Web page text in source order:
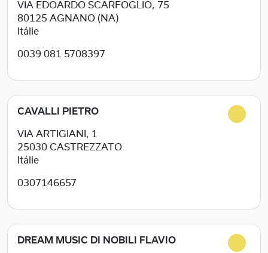
VIA EDOARDO SCARFOGLIO, 75
80125 AGNANO (NA)
Itálie
0039 081 5708397
CAVALLI PIETRO
VIA ARTIGIANI, 1
25030 CASTREZZATO
Itálie
0307146657
DREAM MUSIC DI NOBILI FLAVIO